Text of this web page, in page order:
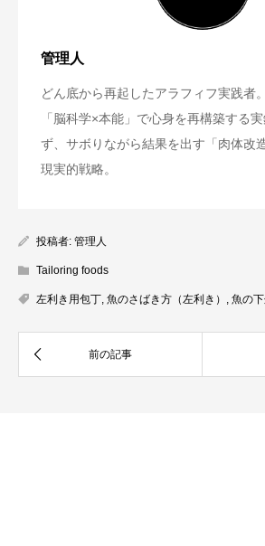
管理人
どん底から再起したアラフィフ実践者
「脳科学×本能」で心身を再構築する
ず、サボりながら結果を出す「肉体改
現実的戦略。
投稿者: 管理人
Tailoring foods
左利き用包丁, 魚のさばき方（左利き） , 魚の